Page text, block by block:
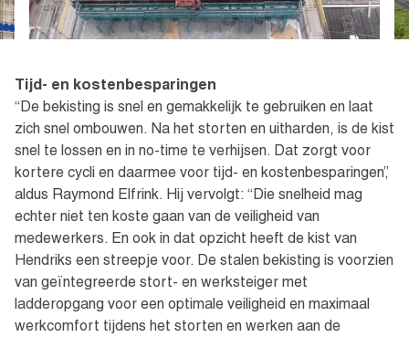
Tijd- en kostenbesparingen
“De bekisting is snel en gemakkelijk te gebruiken en laat
zich snel ombouwen. Na het storten en uitharden, is de kist
snel te lossen en in no-time te verhijsen. Dat zorgt voor
kortere cycli en daarmee voor tijd- en kostenbesparingen”,
aldus Raymond Elfrink. Hij vervolgt: “Die snelheid mag
echter niet ten koste gaan van de veiligheid van
medewerkers. En ook in dat opzicht heeft de kist van
Hendriks een streepje voor. De stalen bekisting is voorzien
van geïntegreerde stort- en werksteiger met
ladderopgang voor een optimale veiligheid en maximaal
werkcomfort tijdens het storten en werken aan de